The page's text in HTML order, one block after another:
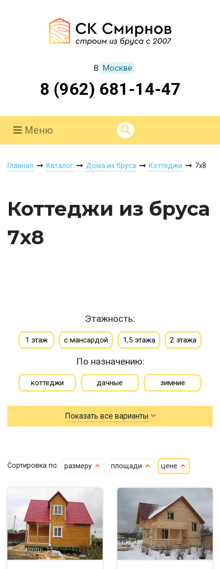
В Москве
8 (962) 681-14-47
Меню
Главная Каталог Дома из бруса Коттеджи 7х8
Коттеджи из бруса
7х8
Этажность:
1 этаж с мансардой 1,5 этажа 2 этажа
По назначению:
коттеджи дачные зимние
для постоянного проживания гостевые
летние
клееный сухой
кедр
клееный кедр
сухой кедр
профилированный
4х6 5х6 5х7
6х6 6х7 6х8
6х10 7х7
7х8 7х9 7х10
8х9 8х10
Показать все варианты
Сортировка по: размеру площади цене